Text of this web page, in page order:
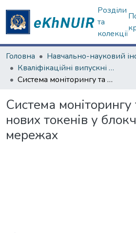
Розділи
та
колекції
Головна
Кваліфікаційні випускні роботи магістрів. ННІ "Каразінський банківський інститут"
Система моніторингу та аналізу нових токенів у блокчейн-мережах
Система моніторингу
нових токенів у
мережах